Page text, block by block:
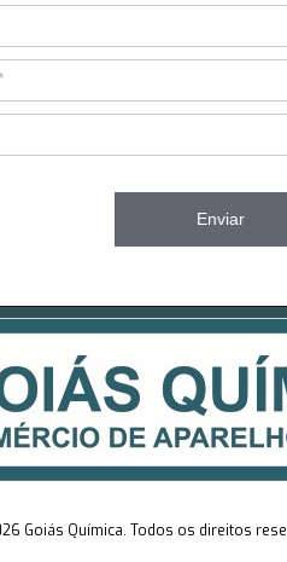
Enviar
Goiás Química. Todos os direitos rese